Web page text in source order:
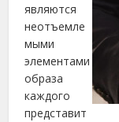
являются
неотъемле
мыми
элементами
образа
каждого
представит